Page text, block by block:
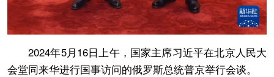
2024年5月16日上午，国家主席习近平在北京人民大
会堂同来华进行国事访问的俄罗斯总统普京举行会谈。